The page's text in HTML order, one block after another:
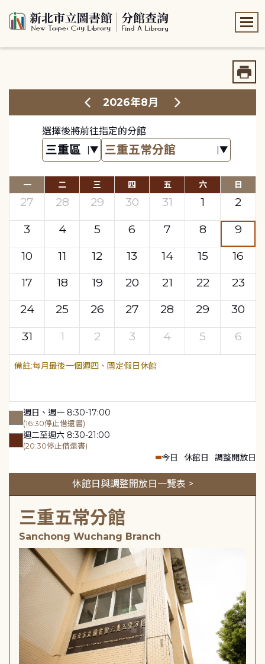
2026年8月
選擇後將前往指定的分館
一 二 三 四 五 六 日
27 28 29 30 31 1
2
3
4 5 6 7 8
9
10
11 12 13 14 15
16
17
18 19 20 21 22
23
24
25 26 27 28 29
30
31
1 2 3 4 5 6
每月最後一個週四、國定假日休館
週日、週一 8:30-17:00
(16:30停止借還書)
週二至週六 8:30-21:00
(20:30停止借還書)
今日 休館日 調整開放日
休館日與調整開放日一覽表 >
三重五常分館
Sanchong Wuchang Branch